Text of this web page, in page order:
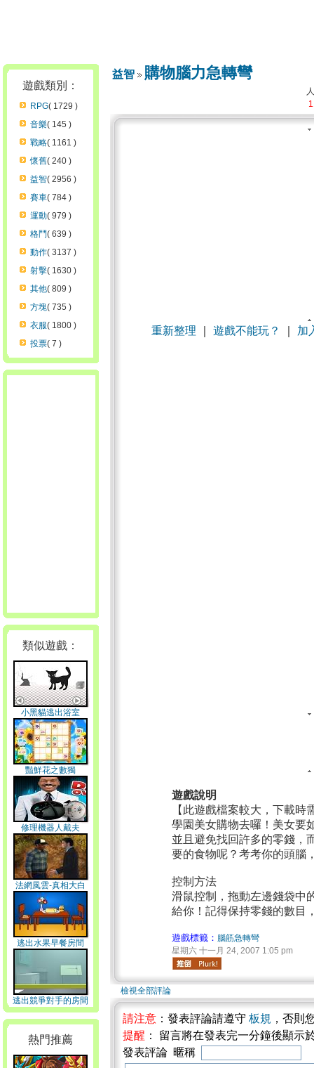
遊戲類別：
RPG( 1729 )
音樂( 145 )
戰略( 1161 )
懷舊( 240 )
益智( 2956 )
賽車( 784 )
運動( 979 )
格鬥( 639 )
動作( 3137 )
射擊( 1630 )
其他( 809 )
方塊( 735 )
衣服( 1800 )
投票( 7 )
類似遊戲：
小黑貓逃出浴室
豔鮮花之數獨
修理機器人戴夫
法網風雲-真相大白
逃出水果早餐房間
逃出競爭對手的房間
熱門推薦
益智 購物腦力急轉彎
重新整理 遊戲不能玩？ 加
遊戲說明
【此遊戲檔案較大，下載
學園美女購物去囉！美女要
並且避免找回許多的零錢，
要的食物呢？考考你的頭腦
控制方法
滑鼠控制，拖動左邊錢袋中
給你！記得保持零錢的數目
遊戲標籤： 腦筋急轉彎
星期六 十一月 24, 2007 1:05 pm
檢視全部評論
請注意 ：發表評論請遵守 板規 ，否則
提醒 ： 留言將在發表完一分鐘後顯示
發表評論 暱稱